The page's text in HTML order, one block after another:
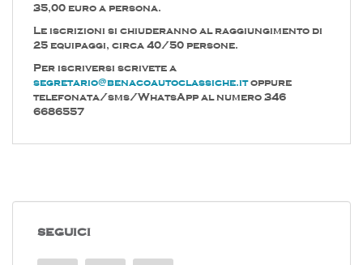
35,00 euro a persona.
Le iscrizioni si chiuderanno al raggiungimento di
25 equipaggi, circa 40/50 persone.
Per iscriversi scrivete a
segretario@benacoautoclassiche.itoppure
telefonata/sms/WhatsApp al numero 346
6686557
SEGUICI